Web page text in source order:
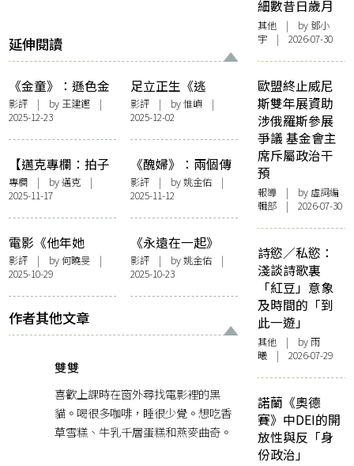
延伸閱讀
《金童》：遜色金
童，再見缺席父親
曾志偉
影評 | by 王建鏗 |
2025-12-23
足立正生《逃
走》：逃亡與戰鬥
的風景
影評| by 惟嶼 |
2025-12-02
【邁克專欄：拍子
簿】哈利和波特
專欄 | by邁克 |
2025-11-17
《醜婦》：兩個傳
言的世界
影評| by 姚金佑 |
2025-11-12
電影《他年她
日》：以奇幻時空
比喻現實愛情
影評 | by 何曉旻 |
2025-10-29
《永遠在一起》
（港譯：《長相黐
守》）——當兩個
人活成一個人的樣
影評| by 姚金佑 |
2025-10-23
作者其他文章
雙雙
喜歡上課時在窗外尋找電影裡的黑
貓。喝很多咖啡，睡很少覺。想吃香
草雪糕、牛乳千層蛋糕和燕麥曲奇。
細數昔日歲月
其他 | by 鄧小
宇 | 2026-07-30
歐盟終止威尼
斯雙年展資助
涉俄羅斯參展
爭議 基金會主
席斥屬政治干
預
報導 | by 虛詞編
輯部 | 2026-07-30
詩慾／私慾：
淺談詩歌裏
「紅豆」意象
及時間的「到
此一遊」
其他 | by 雨
曦 | 2026-07-29
諾蘭《奧德
賽》中DEI的開
放性與反「身
份政治」